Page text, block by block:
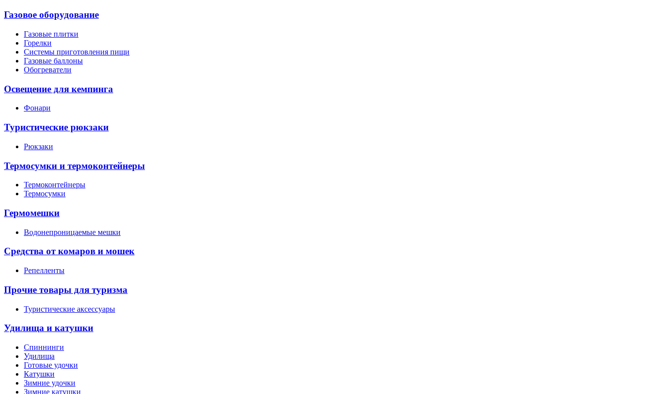
Газовое оборудование
Газовые плитки
Горелки
Системы приготовления пищи
Газовые баллоны
Обогреватели
Освещение для кемпинга
Фонари
Туристические рюкзаки
Рюкзаки
Термосумки и термоконтейнеры
Термоконтейнеры
Термосумки
Гермомешки
Водонепроницаемые мешки
Средства от комаров и мошек
Репелленты
Прочие товары для туризма
Туристические аксессуары
Удилища и катушки
Спиннинги
Удилища
Готовые удочки
Катушки
Зимние удочки
Зимние катушки